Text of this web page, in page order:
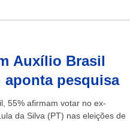
Auxílio Brasil
aponta pesquisa
55% afirmam votar no ex-
da Silva (PT) nas eleições de